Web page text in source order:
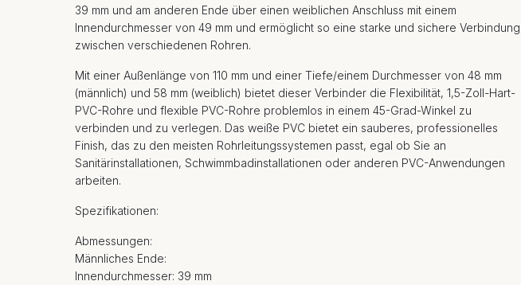
39 mm und am anderen Ende über einen weiblichen Anschluss mit einem
Innendurchmesser von 49 mm und ermöglicht so eine starke und sichere Verbindung
zwischen verschiedenen Rohren.
Mit einer Außenlänge von 110 mm und einer Tiefe/einem Durchmesser von 48 mm
(männlich) und 58 mm (weiblich) bietet dieser Verbinder die Flexibilität, 1,5-Zoll-Hart-
PVC-Rohre und flexible PVC-Rohre problemlos in einem 45-Grad-Winkel zu
verbinden und zu verlegen. Das weiße PVC bietet ein sauberes, professionelles
Finish, das zu den meisten Rohrleitungssystemen passt, egal ob Sie an
Sanitärinstallationen, Schwimmbadinstallationen oder anderen PVC-Anwendungen
arbeiten.
Spezifikationen:
Abmessungen:
Männliches Ende:
Innendurchmesser: 39 mm